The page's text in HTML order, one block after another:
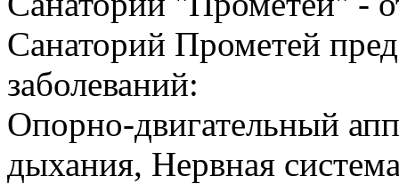
Санаторий Прометей
заболеваний:
Опорно-двигательный
дыхания, Нервная